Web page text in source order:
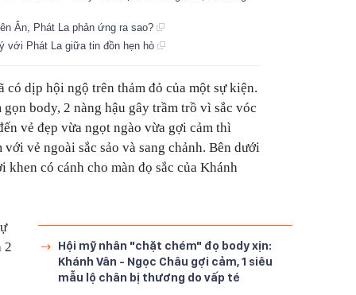
Ân, Phát La phản ứng ra sao?
với Phát La giữa tin đồn hẹn hò
có dịp hội ngộ trên thảm đỏ của một sự kiện.
body, 2 nàng hậu gây trầm trồ vì sắc vóc
vẻ đẹp vừa ngọt ngào vừa gợi cảm thì
vẻ ngoài sắc sảo và sang chảnh. Bên dưới
có cánh cho màn đọ sắc của Khánh
Hội mỹ nhân "chặt chém" đọ body xịn:
Khánh Vân - Ngọc Châu gợi cảm, 1 siêu
mẫu lộ chân bị thương do vấp té
2